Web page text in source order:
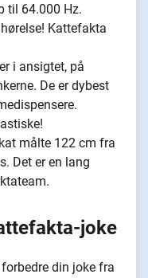
til 64.000 Hz.
Kattefakta
i ansigtet, på
De er dybest
målte 122 cm fra
Det er en lang
joke
din joke fra